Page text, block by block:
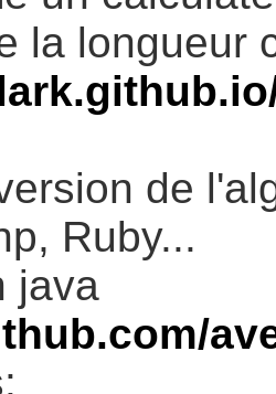
la longueur
de
Ruby...
java